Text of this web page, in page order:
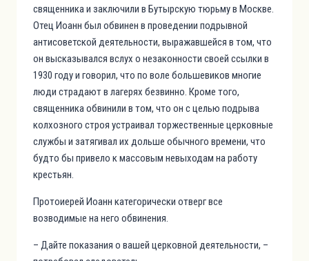
священника и заключили в Бутырскую тюрьму в Москве.
Отец Иоанн был обвинен в проведении подрывной
антисоветской деятельности, выражавшейся в том, что
он высказывался вслух о незаконности своей ссылки в
1930 году и говорил, что по воле большевиков многие
люди страдают в лагерях безвинно. Кроме того,
священника обвинили в том, что он с целью подрыва
колхозного строя устраивал торжественные церковные
службы и затягивал их дольше обычного времени, что
будто бы привело к массовым невыходам на работу
крестьян.
Протоиерей Иоанн категорически отверг все
возводимые на него обвинения.
– Дайте показания о вашей церковной деятельности, –